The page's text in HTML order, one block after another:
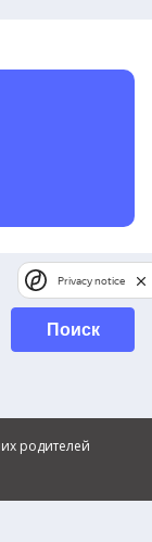
Поиск
родителей
Privacy notice